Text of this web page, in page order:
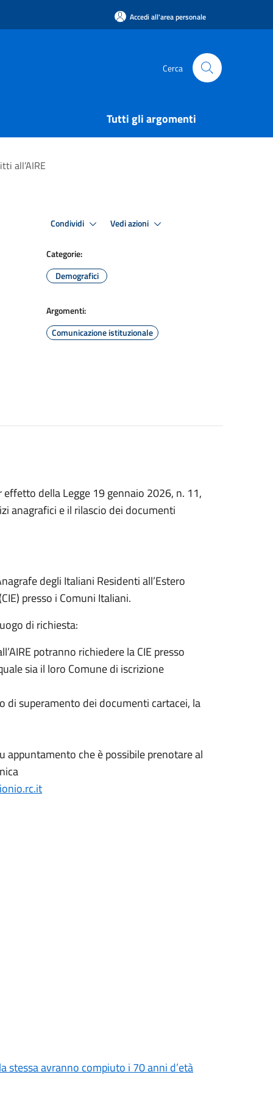
Accedi all'area personale
Cerca
Tutti gli argomenti
all’AIRE
Condividi Vedi azioni
Categorie:
Demografici
Argomenti:
Comunicazione istituzionale
della Legge 19 gennaio 2026, n. 11,
anagrafici e il rilascio dei documenti
degli Italiani Residenti all’Estero
presso i Comuni Italiani.
di richiesta:
potranno richiedere la CIE presso
sia il loro Comune di iscrizione
di superamento dei documenti cartacei, la
appuntamento che è possibile prenotare al
stessa avranno compiuto i 70 anni d’età